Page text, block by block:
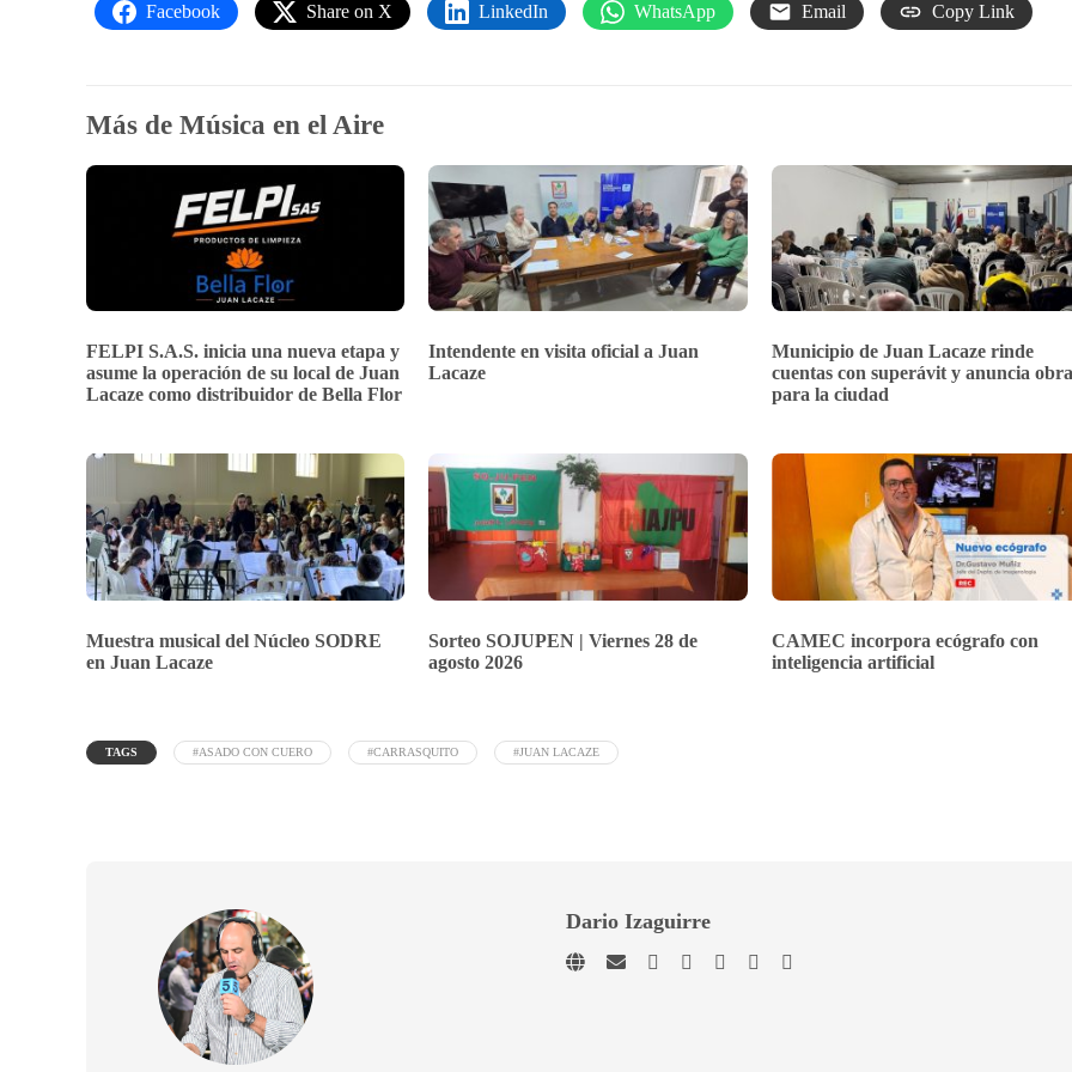
Facebook Share on X LinkedIn WhatsApp Email Copy Link
Más de Música en el Aire
FELPI S.A.S. inicia una nueva etapa y
asume la operación de su local de Juan
Lacaze como distribuidor de Bella Flor
Intendente en visita oficial a Juan
Lacaze
Municipio de Juan Lacaze rinde
cuentas con superávit y anuncia
para la ciudad
Muestra musical del Núcleo SODRE
en Juan Lacaze
Sorteo SOJUPEN | Viernes 28 de
agosto 2026
CAMEC incorpora ecógrafo con
inteligencia artificial
TAGS #ASADO CON CUERO #CARRASQUITO #JUAN LACAZE
Dario Izaguirre